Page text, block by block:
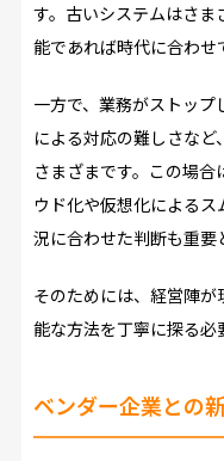
す。古いシステムはさ
能であれば時代に合わせ
一方で、業務がストッ
による対応の難しさな
さまざまです。この場
ウド化や仮想化による
況に合わせた判断も重要
そのためには、経営陣
能な方法を丁寧に探る必
ベンダー企業との